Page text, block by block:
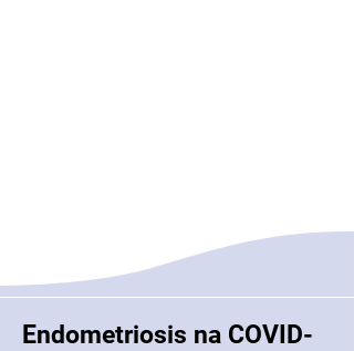
Endometriosis na COVID-